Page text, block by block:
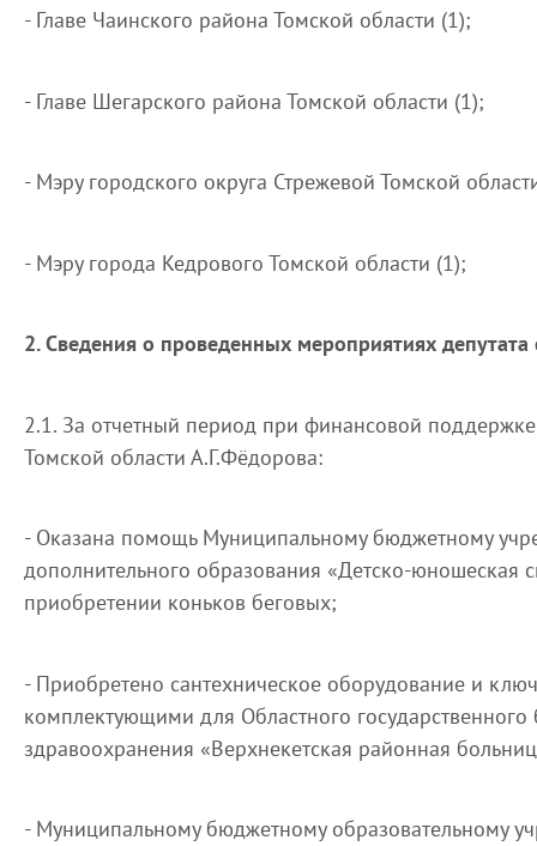
- Главе Чаинского района Томской области (1);
- Главе Шегарского района Томской области (1);
- Мэру городского округа Стрежевой Томской
- Мэру города Кедрового Томской области (1);
2. Сведения о проведенных мероприятиях депутата
2.1. За отчетный период при финансовой
Томской области А.Г.Фёдорова:
- Оказана помощь Муниципальному бюджетному
дополнительного образования «Детско-юношеская
приобретении коньков беговых;
- Приобретено сантехническое оборудование и
комплектующими для Областного
здравоохранения «Верхнекетская районная
- Муниципальному бюджетному образовательному